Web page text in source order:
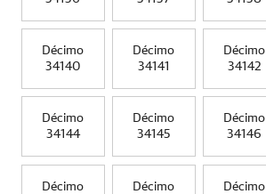
Décimo
34140
Décimo
34141
Décimo
34142
Décimo
34144
Décimo
34145
Décimo
34146
Décimo
Décimo
Décimo